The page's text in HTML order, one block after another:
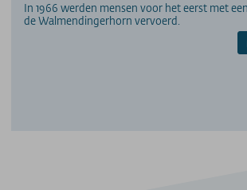
In 1966 werden mensen voor het eerst met
de Walmendingerhorn vervoerd.